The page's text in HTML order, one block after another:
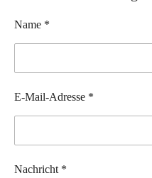
Name *
E-Mail-Adresse *
Nachricht *